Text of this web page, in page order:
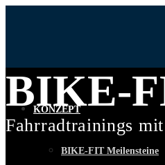
KONZEPT
BIKE-FIT Meilensteine
BIKE-
Fahrradtrainings